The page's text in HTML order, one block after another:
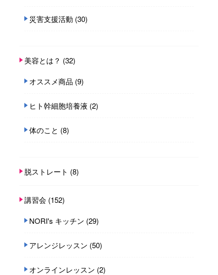
災害支援活動 (30)
美容とは？ (32)
オススメ商品 (9)
ヒト幹細胞培養液 (2)
体のこと (8)
脱ストレート (8)
講習会 (152)
NORI's キッチン (29)
アレンジレッスン (50)
オンラインレッスン (2)